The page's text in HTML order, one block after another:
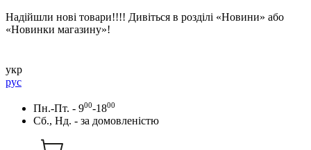
Надійшли нові товари!!!! Дивіться в розділі «Новини» або
«Новинки магазину»!
укр
рус
Пн.-Пт. - 900-1800
Сб., Нд. - за домовленістю